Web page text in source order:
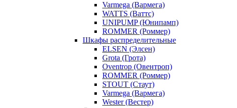
Varmega (Вармега)
WATTS (Ваттс)
UNIPUMP (Юнипамп)
ROMMER (Роммер)
Шкафы распределительные
ELSEN (Элсен)
Grota (Грота)
Oventrop (Овентроп)
ROMMER (Роммер)
STOUT (Стаут)
Varmega (Вармега)
Wester (Вестер)